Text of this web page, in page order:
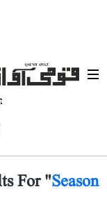
For "Season